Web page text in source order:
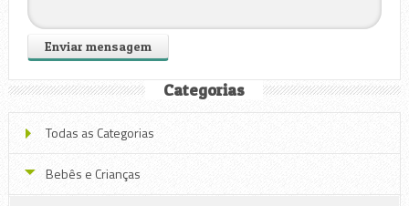
Categorias
Todas as Categorias
Bebês e Crianças